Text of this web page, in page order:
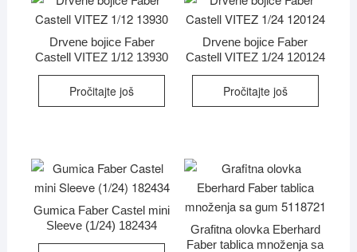
Drvene bojice Faber
Castell VITEZ 1/12 13930
Pročitajte još
Drvene bojice Faber
Castell VITEZ 1/24 120124
Pročitajte još
Gumica Faber Castel mini
Sleeve (1/24) 182434
Grafitna olovka Eberhard
Faber tablica množenja sa